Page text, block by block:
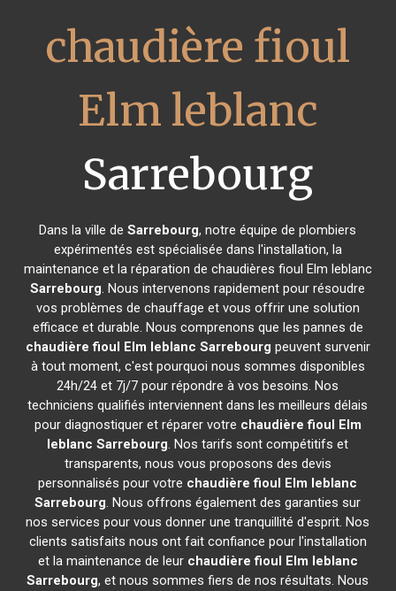
chaudière fioul
Elm leblanc
Sarrebourg
Dans la ville deSarrebourg, notre équipe de plombiers
expérimentés est spécialisée dans l'installation, la
maintenance et la réparation de chaudières fioul Elm leblanc
Sarrebourg. Nous intervenons rapidement pour résoudre
vos problèmes de chauffage et vous offrir une solution
efficace et durable. Nous comprenons que les pannes de
chaudière fioul Elm leblanc Sarrebourg peuvent survenir
à tout moment, c'est pourquoi nous sommes disponibles
24h/24 et 7j/7 pour répondre à vos besoins. Nos
techniciens qualifiés interviennent dans les meilleurs délais
pour diagnostiquer et réparer votre chaudière fioul Elm
leblanc Sarrebourg. Nos tarifs sont compétitifs et
transparents, nous vous proposons des devis
personnalisés pour votre chaudière fioul Elm leblanc
Sarrebourg. Nous offrons également des garanties sur
nos services pour vous donner une tranquillité d'esprit. Nos
clients satisfaits nous ont fait confiance pour l'installation
et la maintenance de leur chaudière fioul Elm leblanc
Sarrebourg, et nous sommes fiers de nos résultats. Nous